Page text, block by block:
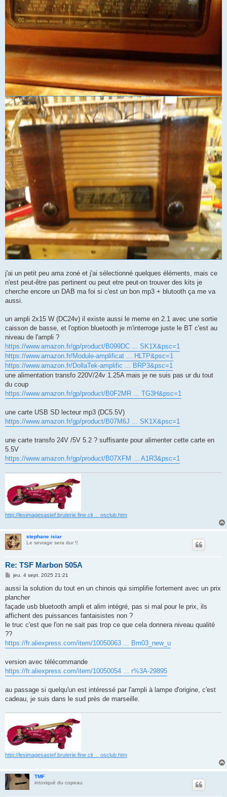
j'ai un petit peu ama zoné et j'ai sélectionné quelques éléments, mais ce
n'est peut-être pas pertinent ou peut etre peut-on trouver des kits je
cherche encore un DAB ma foi si c'est un bon mp3 + blutooth ça me va
aussi.
un ampli 2x15 W (DC24v) il existe aussi le meme en 2.1 avec une sortie
caisson de basse, et l'option bluetooth je m'interroge juste le BT c'est au
niveau de l'ampli ?
https://www.amazon.fr/gp/product/B099DC ... SK1X&psc=1
https://www.amazon.fr/Module-amplificat ... HLTP&psc=1
https://www.amazon.fr/DollaTek-amplific ... BRP3&psc=1
une alimentation transfo 220V/24v 1.25A mais je ne suis pas ur du tout
du coup
https://www.amazon.fr/gp/product/B0F2MR ... TG3H&psc=1
une carte USB SD lecteur mp3 (DC5.5V)
https://www.amazon.fr/gp/product/B07M6J ... SK1X&psc=1
une carte transfo 24V /5V 5.2 ? suffisante pour alimenter cette carte en
5.5V
https://www.amazon.fr/gp/product/B07XFM ... A1R3&psc=1
http://lesimagesastef.bruterie.fine.cli ... osclub.htm
stephane isiar
Le sevrage sera dur !!
Re: TSF Marbon 505A
M
s
a
g
e
jeu. 4 sept. 2025 21:21
aussi la solution du tout en un chinois qui simplifie fortement avec un prix
plancher
façade usb bluetooth ampli et alim intégré, pas si mal pour le prix, ils
affichent des puissances fantaisistes non ?
le truc c'est que l'on ne sait pas trop ce que cela donnera niveau qualité
??
https://fr.aliexpress.com/item/10050063 ... Bm03_new_u
version avec télécommande
https://fr.aliexpress.com/item/10050054 ... r%3A-29895
au passage si quelqu'un est intéressé par l'ampli à lampe d'origine, c'est
cadeau, je suis dans le sud près de marseille.
http://lesimagesastef.bruterie.fine.cli ... osclub.htm
TMF
intoxiqué du copeau